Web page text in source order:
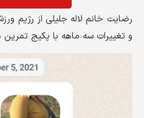
رضایت خانم لاله جلیلی از رژیم
و تغییرات سه ماهه با پکیج تمرین